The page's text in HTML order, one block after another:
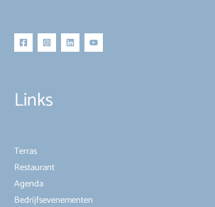
Links
Terras
Restaurant
Agenda
Bedrijfsevenementen